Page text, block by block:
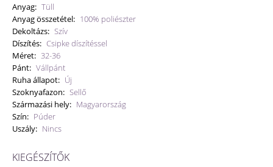
Anyag: Tüll
Anyag összetétel: 100% poliészter
Dekoltázs: Szív
Díszítés: Csipke díszítéssel
Méret: 32-36
Pánt: Vállpánt
Ruha állapot: Új
Szoknyafazon: Sellő
Származási hely: Magyarország
Szín: Púder
Uszály: Nincs
KIEGÉSZÍTŐK